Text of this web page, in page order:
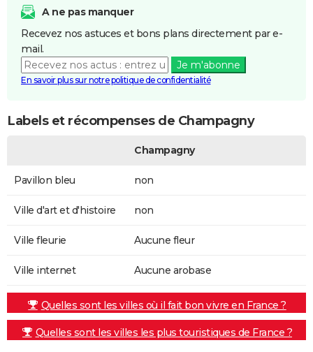
A ne pas manquer
Recevez nos astuces et bons plans directement par e-
mail.
Je m'abonne
En savoir plus sur notre politique de confidentialité
Labels et récompenses de Champagny
Champagny
Pavillon bleu non
Ville d'art et d'histoire non
Ville fleurie Aucune fleur
Ville internet Aucune arobase
Quelles sont les villes où il fait bon vivre en France ?
Quelles sont les villes les plus touristiques de France ?